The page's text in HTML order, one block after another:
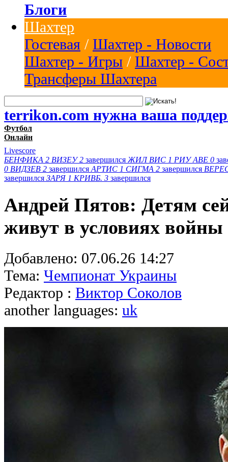
Блоги
Шахтер
Гостевая / Шахтер - Новости
Шахтер - Игры / Шахтер -
Трансферы Шахтера
terrikon.com нужна ваша
Футбол
Онлайн
Livescore
БЕНФИКА 2 ВИЗЕУ 2 завершился ЖИЛ ВИС 1 РИУ АВЕ 0
0 ВИДЗЕВ 2 завершился АРТИС 1 СИГМА 2 завершился
завершился ЗАРЯ 1 КРИВБ. 3 завершился
Андрей Пятов: Детям
живут в условиях войны
Добавлено: 07.06.26 14:27
Тема: Чемпионат Украины
Редактор : Виктор Соколов
another languages: uk